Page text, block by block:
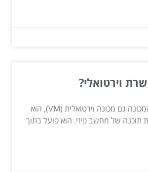
וירטואלי?
שרת וירטואלי, המכונה גם מכונה וירטואלית (VM), הוא
תוכנה של מחשב פיזי. הוא פועל בתוך